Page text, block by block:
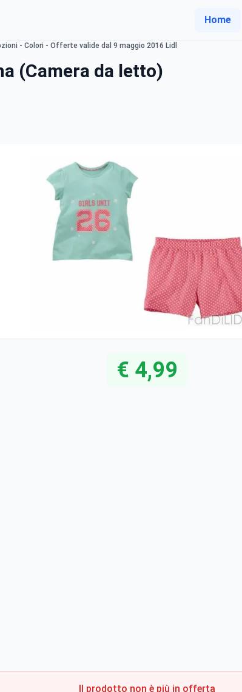
Home
- Colori - Offerte valide dal 9 maggio 2016 Lidl
(Camera da letto)
€ 4,99
Il prodotto non è più in offerta